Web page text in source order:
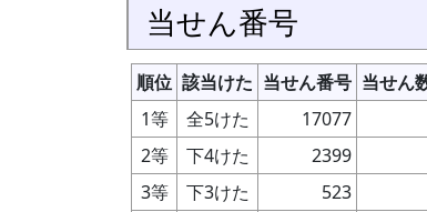
当せん番号
順位 該当けた 当せん番号 当せん
1等
全5けた 17077
2等
下4けた 2399
3等
下3けた 523